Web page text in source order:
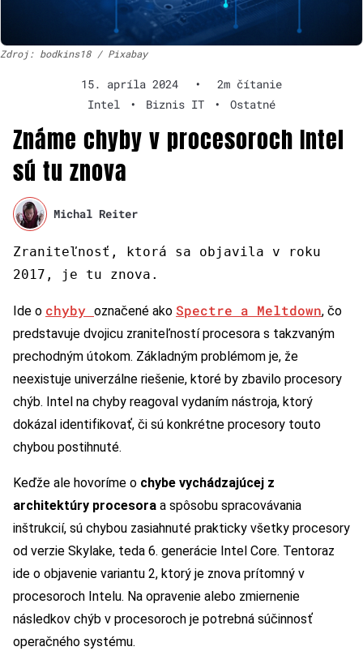
Zdroj: bodkins18 / Pixabay
15. apríla 2024 •
2m čítanie
Intel
• Biznis IT • Ostatné
Známe chyby v procesoroch Intel
sú tu znova
Michal Reiter
Zraniteľnosť, ktorá sa objavila v roku
2017, je tu znova.
Ide o chyby označené ako Spectre a Meltdown, čo
predstavuje dvojicu zraniteľností procesora s takzvaným
prechodným útokom. Základným problémom je, že
neexistuje univerzálne riešenie, ktoré by zbavilo procesory
chýb. Intel na chyby reagoval vydaním nástroja, ktorý
dokázal identifikovať, či sú konkrétne procesory touto
chybou postihnuté.
Keďže ale hovoríme o chybe vychádzajúcej z
architektúry procesora a spôsobu spracovávania
inštrukcií, sú chybou zasiahnuté prakticky všetky procesory
od verzie Skylake, teda 6. generácie Intel Core. Tentoraz
ide o objavenie variantu 2, ktorý je znova prítomný v
procesoroch Intelu. Na opravenie alebo zmiernenie
následkov chýb v procesoroch je potrebná súčinnosť
operačného systému.